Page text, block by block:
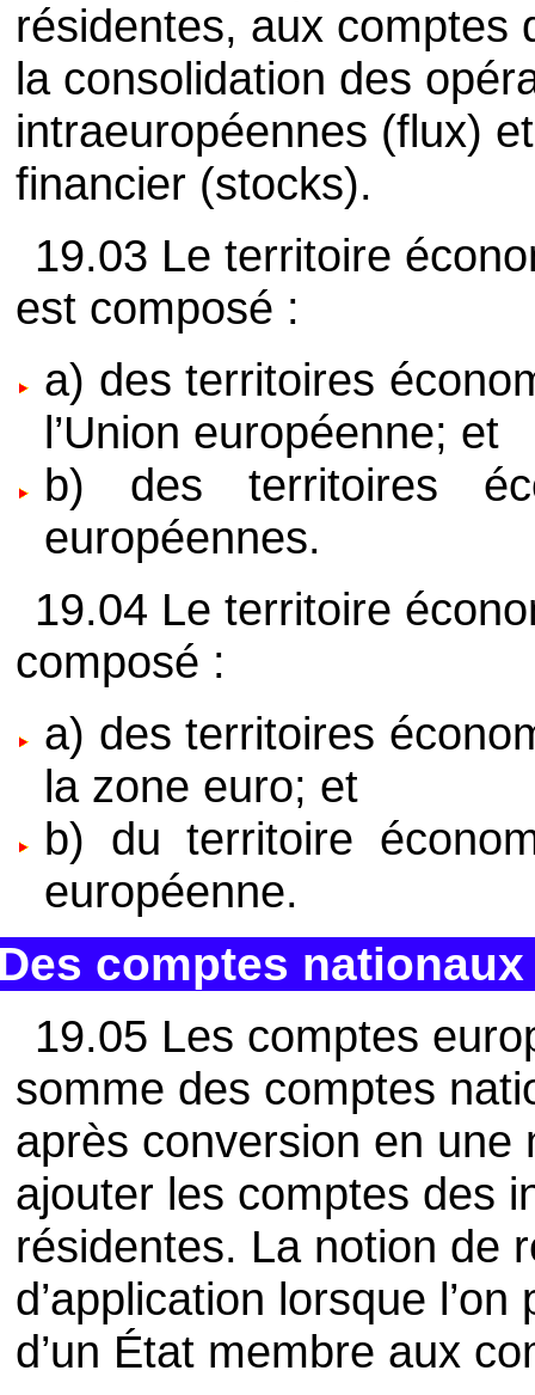
résidentes, aux comptes
la consolidation des
intraeuropéennes (flux)
financier (stocks).
19.03 Le territoire
est composé :
a) des territoires
l’Union européenne; et
b) des territoires
européennes.
19.04 Le territoire
composé :
a) des territoires
la zone euro; et
b) du territoire
européenne.
comptes
19.05 Les comptes
somme des comptes
après conversion en
ajouter les comptes des
résidentes. La notion de
d’application lorsque
d’un État membre aux